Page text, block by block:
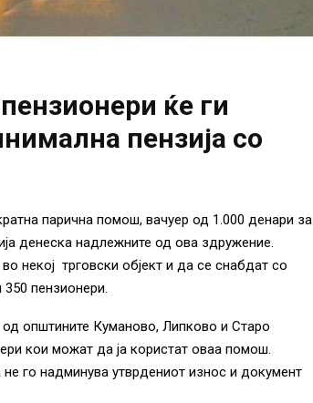
ќе ги
пензија со
парична помош, вачуер од 1.000 денари за
денеска надлежните од ова здружение.
некој трговски објект и да се снабдат со
пензионери.
општините Куманово, Липково и Старо
кои можат да ја користат оваа помош.
го надминува утврдениот износ и документ